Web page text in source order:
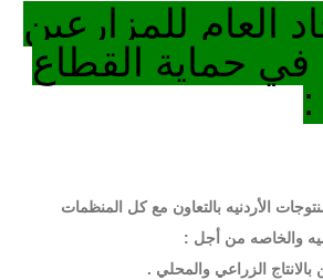
العام للمزارعين
في حماية القطاع
:
الأردنيه بالتعاون مع كل المنظمات
والخاصه من أجل :
الزراعي والمحلي .